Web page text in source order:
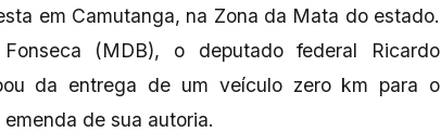
em Camutanga, na Zona da Mata do estado.
(MDB), o deputado federal Ricardo
da entrega de um veículo zero km para o
de sua autoria.